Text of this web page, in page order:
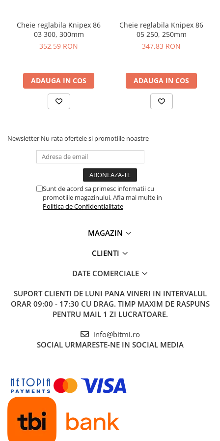
Cheie reglabila Knipex 86
03 300, 300mm
352,59 RON
ADAUGA IN COS
Cheie reglabila Knipex 86
05 250, 250mm
347,83 RON
ADAUGA IN COS
Newsletter Nu rata ofertele si promotiile noastre
Sunt de acord sa primesc informatii cu
promotiile magazinului. Afla mai multe in
Politica de Confidentialitate
MAGAZIN
CLIENTI
DATE COMERCIALE
SUPORT CLIENTI DE LUNI PANA VINERI IN INTERVALUL
ORAR 09:00 - 17:30 CU DRAG. TIMP MAXIM DE RASPUNS
PENTRU MAIL 1 ZI LUCRATOARE.
info@bitmi.ro
SOCIAL URMARESTE-NE IN SOCIAL MEDIA